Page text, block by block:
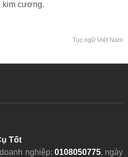
kim cương.
Tục ngữ Việt Nam
Tốt
nghiệp: 0108050775, ngày